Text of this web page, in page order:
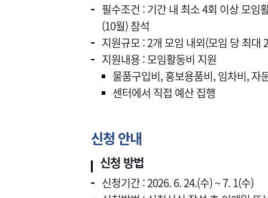
필수조건 : 기간 내 최소 4회 이상 모임
(10월) 참석
지원규모 : 2개 모임 내외(모임 당 최대
지원내용 : 모임활동비 지원
물품구입비, 홍보용품비, 임차비, 자
센터에서 직접 예산 집행
신청 안내
신청 방법
신청기간 : 2026. 6. 24.(수) ~ 7. 1(수)